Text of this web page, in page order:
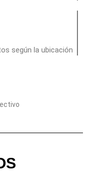
según la ubicación